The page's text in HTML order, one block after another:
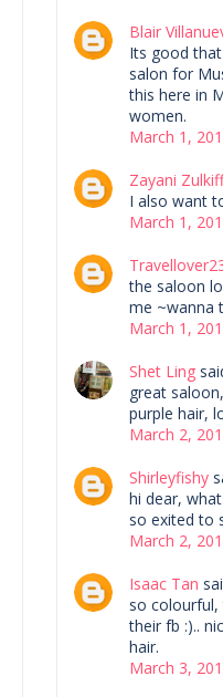
Blair
Its good
salon for
this here in
women.
March 1,
Zayani
I also want
March 1,
the saloon
me ~wanna
March 1,
Shet Ling
great
purple hair,
March 2,
Shirleyfishy
hi dear,
so exited to
March 2,
Isaac Tan
so
their fb :)..
hair.
March 3,